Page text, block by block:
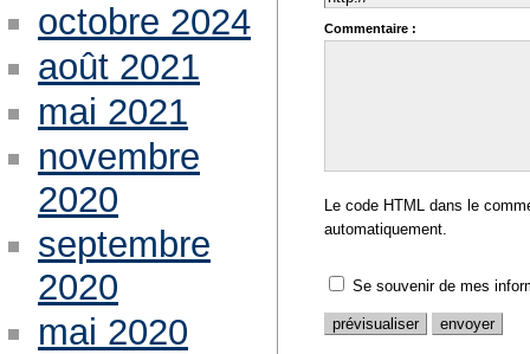
Commentaire :
Le code HTML dans le
automatiquement.
Se souvenir de mes
octobre 2024
août 2021
mai 2021
novembre
2020
septembre
2020
mai 2020